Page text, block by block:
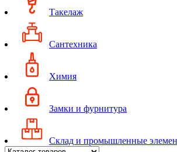
Такелаж
Сантехника
Химия
Замки и фурнитура
Склад и промышленные